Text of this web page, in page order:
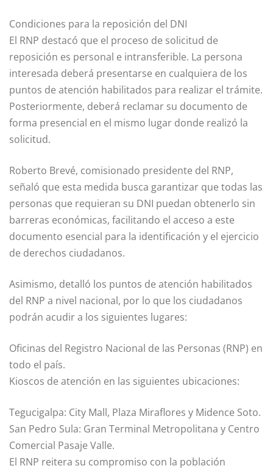
Condiciones para la reposición del DNI
El RNP destacó que el proceso de solicitud de
reposición es personal e intransferible. La persona
interesada deberá presentarse en cualquiera de los
puntos de atención habilitados para realizar el trámite.
Posteriormente, deberá reclamar su documento de
forma presencial en el mismo lugar donde realizó la
solicitud.
Roberto Brevé, comisionado presidente del RNP,
señaló que esta medida busca garantizar que todas las
personas que requieran su DNI puedan obtenerlo sin
barreras económicas, facilitando el acceso a este
documento esencial para la identificación y el ejercicio
de derechos ciudadanos.
Asimismo, detalló los puntos de atención habilitados
del RNP a nivel nacional, por lo que los ciudadanos
podrán acudir a los siguientes lugares:
Oficinas del Registro Nacional de las Personas (RNP) en
todo el país.
Kioscos de atención en las siguientes ubicaciones:
Tegucigalpa: City Mall, Plaza Miraflores y Midence Soto.
San Pedro Sula: Gran Terminal Metropolitana y Centro
Comercial Pasaje Valle.
El RNP reitera su compromiso con la población